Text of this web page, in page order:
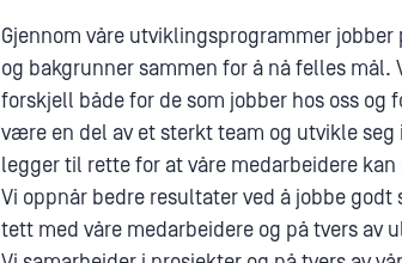
Gjennom våre utviklingsprogrammer
og bakgrunner sammen for å nå felles mål.
forskjell både for de som jobber hos oss og
være en del av et sterkt team og utvikle seg
legger til rette for at våre medarbeidere kan
Vi oppnår bedre resultater ved å jobbe godt
tett med våre medarbeidere og på tvers av